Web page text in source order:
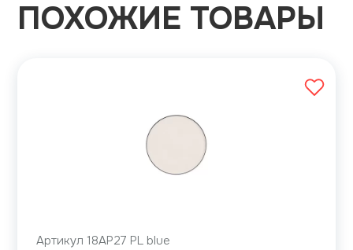
ПОХОЖИЕ ТОВАРЫ
Артикул 18AP27 PL blue